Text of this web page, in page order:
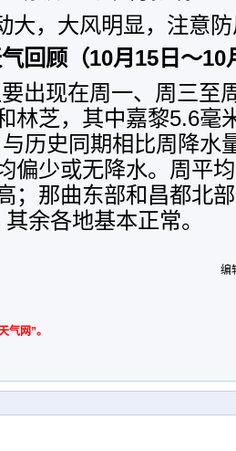
大，大风明显，注意
回顾（10月15日～10
出现在周一、周三至
林芝，其中嘉黎5.6毫
历史同期相比周降水
偏少或无降水。周平
；那曲东部和昌都北
余各地基本正常。
编
气网”。